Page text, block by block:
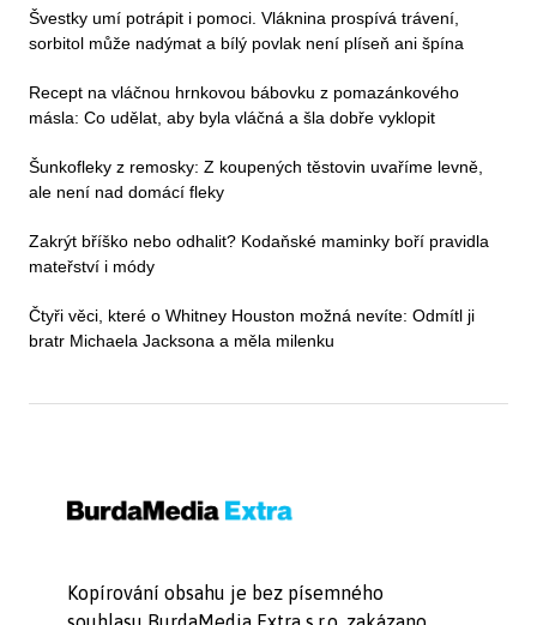
Švestky umí potrápit i pomoci. Vláknina prospívá trávení,
sorbitol může nadýmat a bílý povlak není plíseň ani špína
Recept na vláčnou hrnkovou bábovku z pomazánkového
másla: Co udělat, aby byla vláčná a šla dobře vyklopit
Šunkofleky z remosky: Z koupených těstovin uvaříme levně,
ale není nad domácí fleky
Zakrýt bříško nebo odhalit? Kodaňské maminky boří pravidla
mateřství i módy
Čtyři věci, které o Whitney Houston možná nevíte: Odmítl ji
bratr Michaela Jacksona a měla milenku
Kopírování obsahu je bez písemného